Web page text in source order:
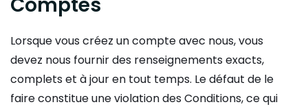
Lorsque vous créez un compte avec nous, vous
devez nous fournir des renseignements exacts,
complets et à jour en tout temps. Le défaut de le
faire constitue une violation des Conditions, ce qui